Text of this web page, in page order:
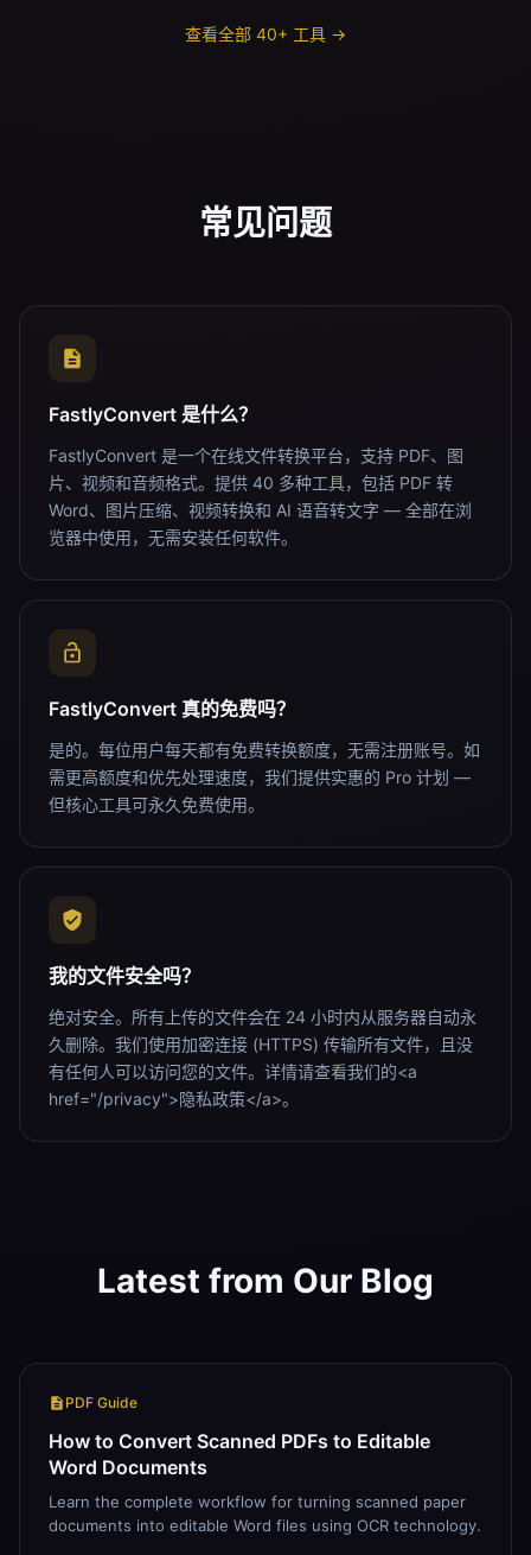
查看全部 40+ 工具 →
常见问题
FastlyConvert 是什么？
FastlyConvert 是一个在线文件转换平台，支持 PDF、图
片、视频和音频格式。提供 40 多种工具，包括 PDF 转
Word、图片压缩、视频转换和 AI 语音转文字 — 全部在浏
览器中使用，无需安装任何软件。
FastlyConvert 真的免费吗？
是的。每位用户每天都有免费转换额度，无需注册账号。如
需更高额度和优先处理速度，我们提供实惠的 Pro 计划 —
但核心工具可永久免费使用。
我的文件安全吗？
绝对安全。所有上传的文件会在 24 小时内从服务器自动永
久删除。我们使用加密连接 (HTTPS) 传输所有文件，且没
有任何人可以访问您的文件。详情请查看我们的<a
href="/privacy">隐私政策</a>。
Latest from Our Blog
PDF Guide
How to Convert Scanned PDFs to Editable
Word Documents
Learn the complete workflow for turning scanned paper
documents into editable Word files using OCR technology.